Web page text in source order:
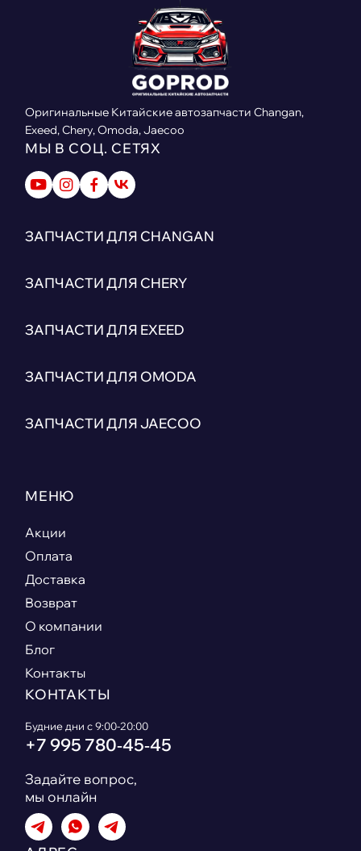
Оригинальные Китайские автозапчасти Changan,
Exeed, Chery, Omoda, Jaecoo
МЫ В СОЦ. СЕТЯХ
ЗАПЧАСТИ ДЛЯ CHANGAN
ЗАПЧАСТИ ДЛЯ CHERY
ЗАПЧАСТИ ДЛЯ EXEED
ЗАПЧАСТИ ДЛЯ OMODA
ЗАПЧАСТИ ДЛЯ JAECOO
МЕНЮ
Акции
Оплата
Доставка
Возврат
О компании
Блог
Контакты
КОНТАКТЫ
Будние дни с 9:00-20:00
+7 995 780‑45‑45
Задайте вопрос,
мы онлайн